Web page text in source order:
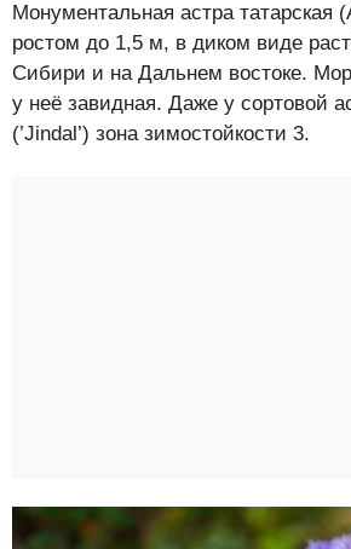
Монументальная астра татарская
ростом до 1,5 м, в диком виде
Сибири и на Дальнем востоке.
у неё завидная. Даже у сортовой
(’Jindal’) зона зимостойкости 3.